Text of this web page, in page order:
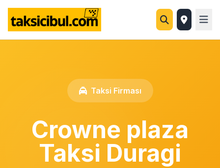
Taksi Firması
Crowne plaza
Taksi Duragi